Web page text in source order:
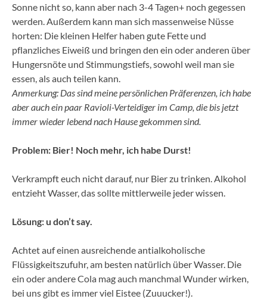
Sonne nicht so, kann aber nach 3-4 Tagen+ noch gegessen
werden. Außerdem kann man sich massenweise Nüsse
horten: Die kleinen Helfer haben gute Fette und
pflanzliches Eiweiß und bringen den ein oder anderen über
Hungersnöte und Stimmungstiefs, sowohl weil man sie
essen, als auch teilen kann.
Anmerkung: Das sind meine persönlichen Präferenzen, ich habe
aber auch ein paar Ravioli-Verteidiger im Camp, die bis jetzt
immer wieder lebend nach Hause gekommen sind.
Problem: Bier! Noch mehr, ich habe Durst!
Verkrampft euch nicht darauf, nur Bier zu trinken. Alkohol
entzieht Wasser, das sollte mittlerweile jeder wissen.
Lösung: u don’t say.
Achtet auf einen ausreichende antialkoholische
Flüssigkeitszufuhr, am besten natürlich über Wasser. Die
ein oder andere Cola mag auch manchmal Wunder wirken,
bei uns gibt es immer viel Eistee (Zuuucker!).